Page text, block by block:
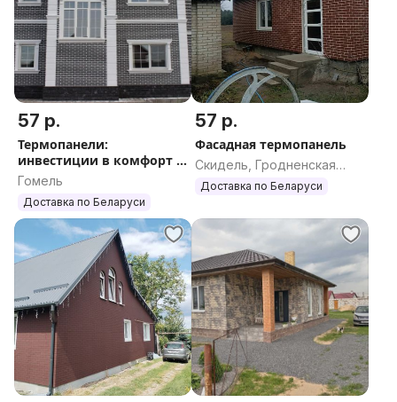
57 р.
Термопанели:
инвестиции в комфорт и
экономию
Гомель
Доставка по Беларуси
57 р.
Фасадная термопанель
Скидель, Гродненская
область
Доставка по Беларуси